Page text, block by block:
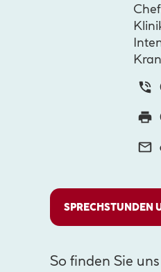
SPRECHSTUNDEN
So finden Sie uns